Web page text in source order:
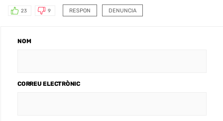
RESPON
23 9 DENUNCIA
NOM
CORREU ELECTRÒNIC